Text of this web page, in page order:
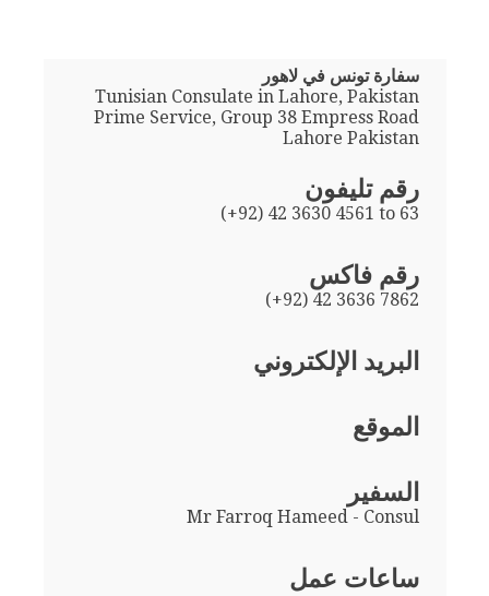
سفارة تونس في لاهور
Tunisian Consulate in Lahore, Pakistan
Prime Service, Group 38 Empress Road
Lahore Pakistan
رقم تليفون
(+92) 42 3630 4561 to 63
رقم فاكس
(+92) 42 3636 7862
البريد الإلكتروني
الموقع
السفير
Mr Farroq Hameed - Consul
ساعات عمل